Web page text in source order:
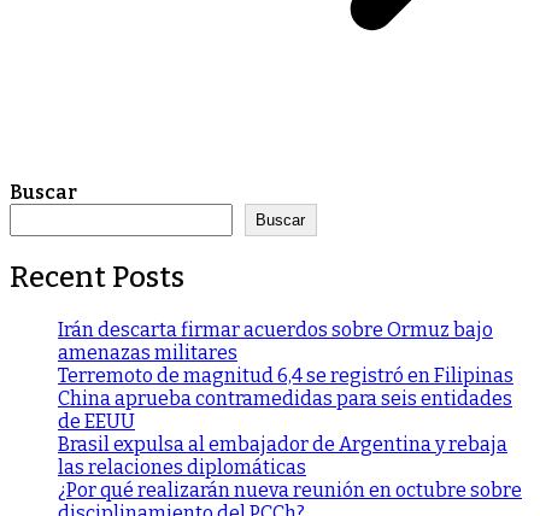
Buscar
Buscar
Recent Posts
Irán descarta firmar acuerdos sobre Ormuz bajo
amenazas militares
Terremoto de magnitud 6,4 se registró en Filipinas
China aprueba contramedidas para seis entidades
de EEUU
Brasil expulsa al embajador de Argentina y rebaja
las relaciones diplomáticas
¿Por qué realizarán nueva reunión en octubre sobre